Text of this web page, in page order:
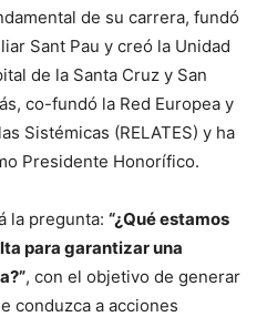
de su carrera, fundó
Sant Pau y creó la Unidad
de la Santa Cruz y San
co-fundó la Red Europea y
Sistémicas (RELATES) y ha
Presidente Honorífico.
la pregunta: “¿Qué estamos
para garantizar una
, con el objetivo de generar
conduzca a acciones